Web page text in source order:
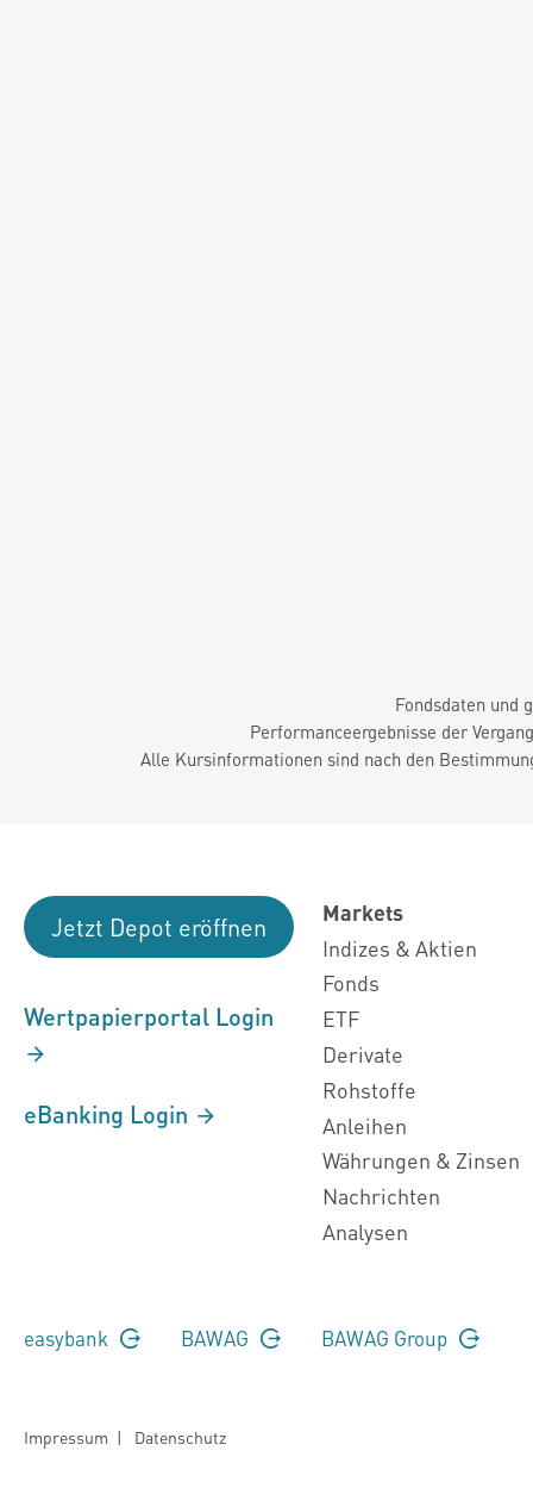
Fondsdaten und
Performanceergebnisse der
Alle Kursinformationen sind nach den
Jetzt Depot eröffnen
Wertpapierportal Login
eBanking Login
Markets
Indizes & Aktien
Fonds
ETF
Derivate
Rohstoffe
Anleihen
Währungen & Zinsen
Nachrichten
Analysen
easybank BAWAG BAWAG Group
Impressum | Datenschutz